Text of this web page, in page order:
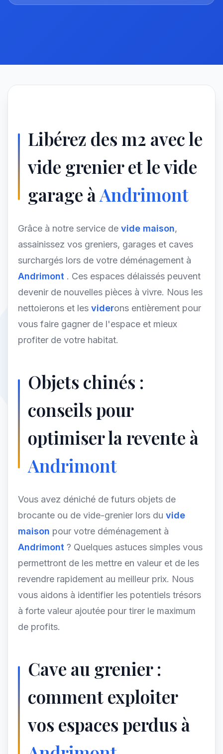
Libérez des m2 avec le
vide grenier et le vide
garage àAndrimont
Grâce à notre service de vide maison,
assainissez vos greniers, garages et caves
surchargés lors de votre déménagement à
Andrimont . Ces espaces délaissés peuvent
devenir de nouvelles pièces à vivre. Nous les
nettoierons et les viderons entièrement pour
vous faire gagner de l'espace et mieux
profiter de votre habitat.
Objets chinés :
conseils pour
optimiser la revente à
Andrimont
Vous avez déniché de futurs objets de
brocante ou de vide-grenier lors du vide
maison pour votre déménagement à
Andrimont ? Quelques astuces simples vous
permettront de les mettre en valeur et de les
revendre rapidement au meilleur prix. Nous
vous aidons à identifier les potentiels trésors
à forte valeur ajoutée pour tirer le maximum
de profits.
Cave au grenier :
comment exploiter
vos espaces perdus à